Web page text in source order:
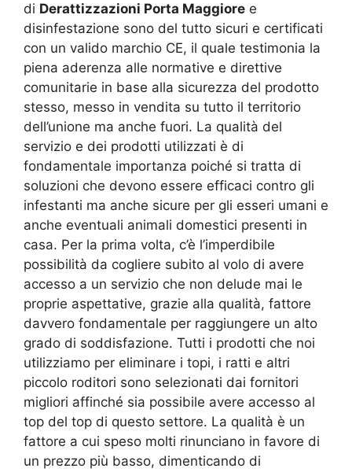
di Derattizzazioni Porta Maggiore e
disinfestazione sono del tutto sicuri e certificati
con un valido marchio CE, il quale testimonia la
piena aderenza alle normative e direttive
comunitarie in base alla sicurezza del prodotto
stesso, messo in vendita su tutto il territorio
dell’unione ma anche fuori. La qualità del
servizio e dei prodotti utilizzati è di
fondamentale importanza poiché si tratta di
soluzioni che devono essere efficaci contro gli
infestanti ma anche sicure per gli esseri umani e
anche eventuali animali domestici presenti in
casa. Per la prima volta, c’è l’imperdibile
possibilità da cogliere subito al volo di avere
accesso a un servizio che non delude mai le
proprie aspettative, grazie alla qualità, fattore
davvero fondamentale per raggiungere un alto
grado di soddisfazione. Tutti i prodotti che noi
utilizziamo per eliminare i topi, i ratti e altri
piccolo roditori sono selezionati dai fornitori
migliori affinché sia possibile avere accesso al
top del top di questo settore. La qualità è un
fattore a cui speso molti rinunciano in favore di
un prezzo più basso, dimenticando di